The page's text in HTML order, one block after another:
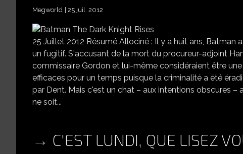
Megworld 25 juil. 2012
25 Juillet 2012 Résumé Allociné : Il y a huit ans,
un fugitif. S'accusant de la mort du procureur-adjoint
commissaire Gordon et lui-même considéraient être
efficaces pour un temps puisque la criminalité a été
par Dent. Mais c'est un chat – aux intentions obscures
ne soit...
C'EST LUNDI, QUE LISEZ